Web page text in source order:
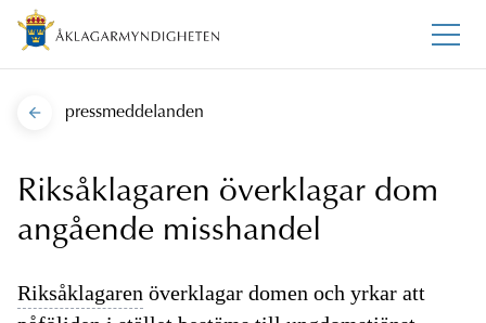
pressmeddelanden
Riksåklagaren överklagar dom
angående misshandel
Riksåklagaren överklagar domen och yrkar att